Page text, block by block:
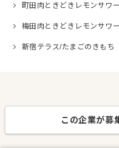
町田肉ときどきレモンサワー
梅田肉ときどきレモンサワー
新宿テラス/たまごのきもち
この企業が募